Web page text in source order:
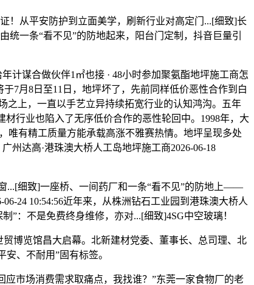
从平安防护到立面美学，刷新行业对高定门...[细致]长
一条“看不见”的防地起来，阳台门定制，抖音巨量引
谋合做伙伴1㎡也接 · 48小时参加聚氨酯地坪施工商怎
7月8日至11日，地坪坏了，先前同样低价恶性合作到白
之上，一直以手艺立异持续拓宽行业的认知鸿沟。五年
行业也陷入了无序低价合作的恶性轮回中。1998年，大
唯有精工质量方能承载高涨不雅赛热情。地坪呈现多处
达高·港珠澳大桥人工岛地坪施工商2026-06-18
...[细致]一座桥、一间药厂和一条“看不见”的防地上——
24 10:54:56近年来，从株洲钻石工业园到港珠澳大桥人
”：不是免费终身维修，亦对...[细致]4SG中空玻璃！
博览馆昌大启幕。北新建材党委、董事长、总司理、北
、不耐用”固有标签。
市场消费需求取痛点，我找谁？”东莞一家食物厂的老